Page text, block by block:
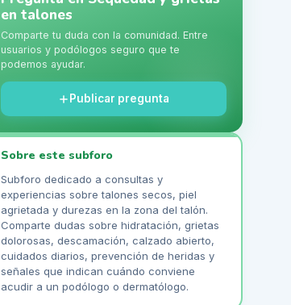
en talones
Comparte tu duda con la comunidad. Entre
usuarios y podólogos seguro que te
podemos ayudar.
Publicar pregunta
Sobre este subforo
Subforo dedicado a consultas y
experiencias sobre talones secos, piel
agrietada y durezas en la zona del talón.
Comparte dudas sobre hidratación, grietas
dolorosas, descamación, calzado abierto,
cuidados diarios, prevención de heridas y
señales que indican cuándo conviene
acudir a un podólogo o dermatólogo.